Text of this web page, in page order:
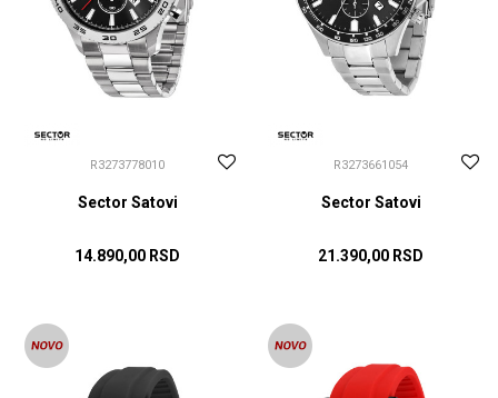
R3273778010
Sector Satovi
14.890,00 RSD
R3273661054
Sector Satovi
21.390,00 RSD